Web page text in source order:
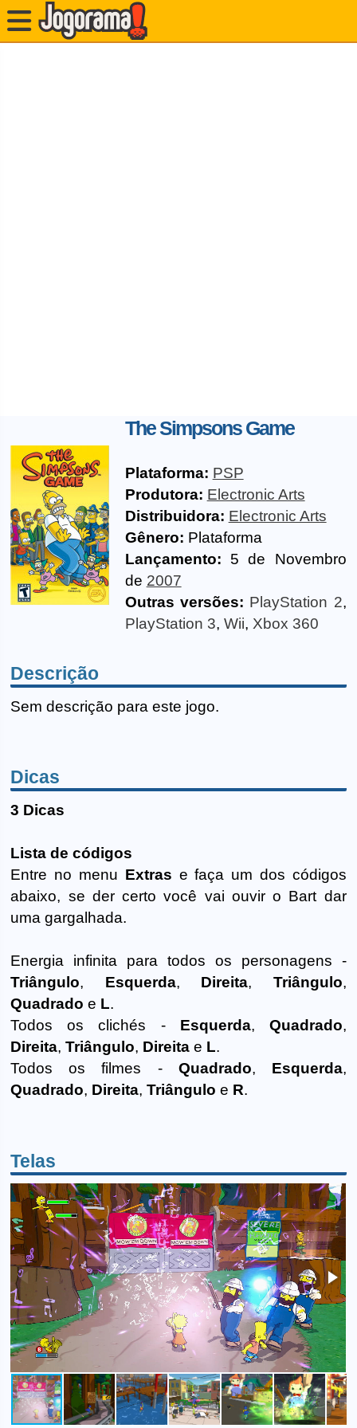
The Simpsons Game
Plataforma: PSP
Produtora: Electronic Arts
Distribuidora: Electronic Arts
Gênero: Plataforma
Lançamento: 5 de Novembro
de 2007
Outras versões: PlayStation 2,
PlayStation 3, Wii, Xbox 360
Descrição
Sem descrição para este jogo.
Dicas
3 Dicas
Lista de códigos
Entre no menu Extras e faça um dos códigos
abaixo, se der certo você vai ouvir o Bart dar
uma gargalhada.
Energia infinita para todos os personagens -
Triângulo, Esquerda, Direita, Triângulo,
Quadrado e L.
Todos os clichés - Esquerda, Quadrado,
Direita,Triângulo, Direita e L.
Todos os filmes - Quadrado, Esquerda,
Quadrado, Direita,Triângulo e R.
Telas